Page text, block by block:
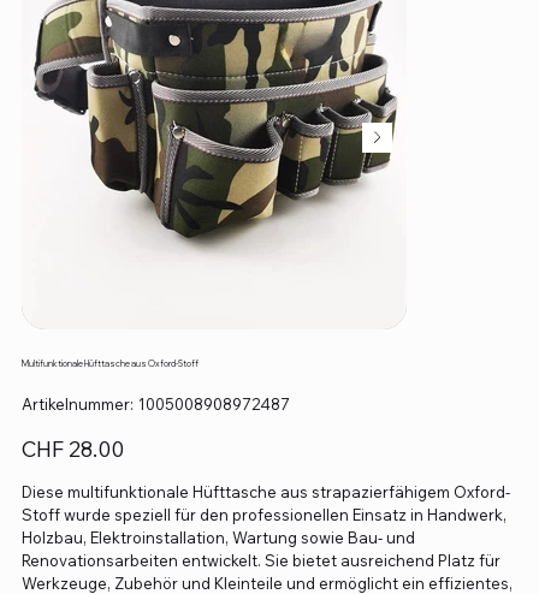
Multifunktionale Hüfttasche aus Oxford-Stoff
Artikelnummer: Artikelnummer:
1005008908972487
1005008908972487
Preis
CHF 28.00
Diese multifunktionale Hüfttasche aus strapazierfähigem Oxford-
Stoff wurde speziell für den professionellen Einsatz in Handwerk,
Holzbau, Elektroinstallation, Wartung sowie Bau- und
Renovationsarbeiten entwickelt. Sie bietet ausreichend Platz für
Werkzeuge, Zubehör und Kleinteile und ermöglicht ein effizientes,